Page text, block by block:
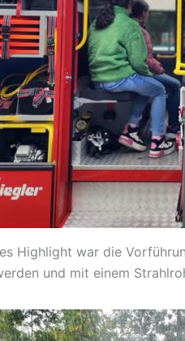
Highlight war die
und mit einem